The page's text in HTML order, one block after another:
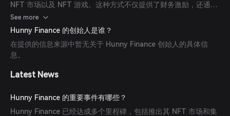
NFT 市场以及 NFT 游戏。这种方式不仅提供了财务激励，还通过
互动元素提升了用户参与度。
See more
Hunny Finance 的创始人是谁？
在提供的信息来源中暂无关于 Hunny Finance 创始人的具体信
息。
Latest News
Hunny Finance 的重要事件有哪些？
Hunny Finance 已经达成多个里程碑，包括推出其 NFT 市场和集